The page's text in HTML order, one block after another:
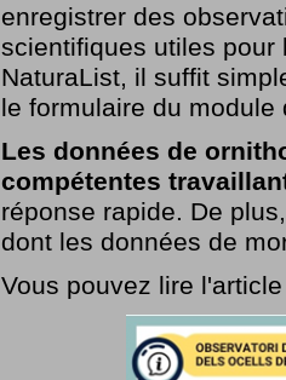
enregistrer des
scientifiques utiles pour
NaturaList, il suffit
le formulaire du module
Les données de
compétentes
réponse rapide. De
dont les données de
Vous pouvez lire